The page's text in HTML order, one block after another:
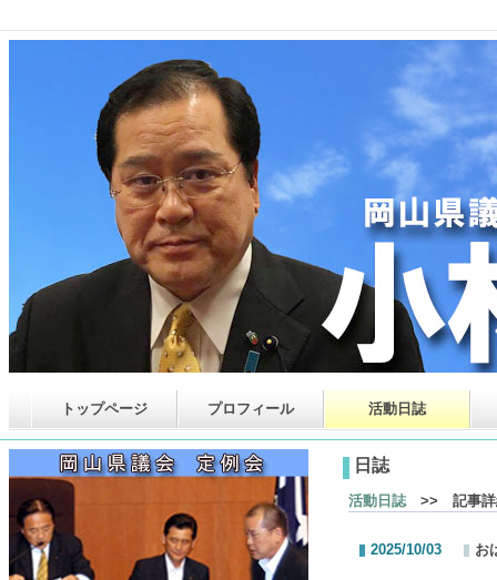
トップページ プロフィール 活動日誌
日誌
活動日誌>> 記事詳
2025/10/03 お